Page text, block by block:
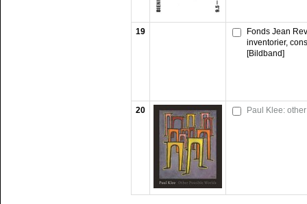
19
Fonds Jean
inventorier,
[Bildband]
20 Paul Klee: